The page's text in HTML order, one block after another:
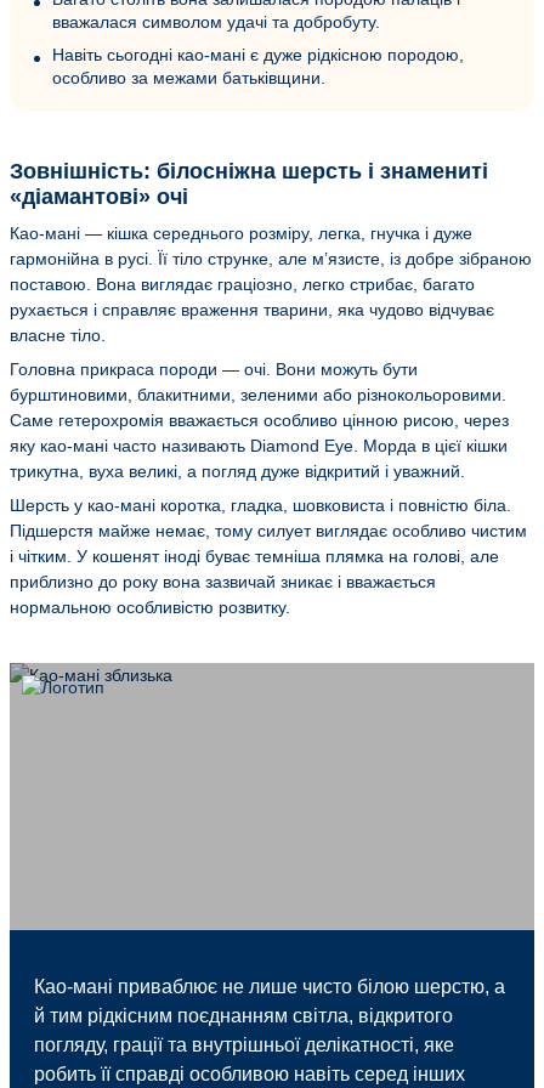
вважалася символом удачі та добробуту.
Навіть сьогодні као-мані є дуже рідкісною породою,
особливо за межами батьківщини.
Зовнішність: білосніжна шерсть і знамениті
«діамантові» очі
Као-мані — кішка середнього розміру, легка, гнучка і дуже
гармонійна в русі. Її тіло струнке, але м’язисте, із добре зібраною
поставою. Вона виглядає граціозно, легко стрибає, багато
рухається і справляє враження тварини, яка чудово відчуває
власне тіло.
Головна прикраса породи — очі. Вони можуть бути
бурштиновими, блакитними, зеленими або різнокольоровими.
Саме гетерохромія вважається особливо цінною рисою, через
яку као-мані часто називають Diamond Eye. Морда в цієї кішки
трикутна, вуха великі, а погляд дуже відкритий і уважний.
Шерсть у као-мані коротка, гладка, шовковиста і повністю біла.
Підшерстя майже немає, тому силует виглядає особливо чистим
і чітким. У кошенят іноді буває темніша плямка на голові, але
приблизно до року вона зазвичай зникає і вважається
нормальною особливістю розвитку.
Као-мані приваблює не лише чисто білою шерстю, а
й тим рідкісним поєднанням світла, відкритого
погляду, грації та внутрішньої делікатності, яке
робить її справді особливою навіть серед інших